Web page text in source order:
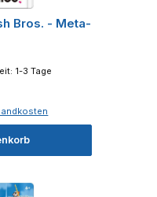
Bros. - Meta-
1-3 Tage